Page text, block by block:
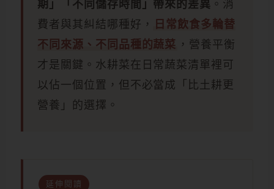
期」「不同儲存時間」帶來的差異 。消
費者與其糾結哪種好，
日常飲食多輪替
不同來源、不同品種的蔬菜 ，營養平衡
才是關鍵。水耕菜在日常蔬菜清單裡可
以佔一個位置，但不必當成「比土耕更
營養」的選擇。
延伸閱讀